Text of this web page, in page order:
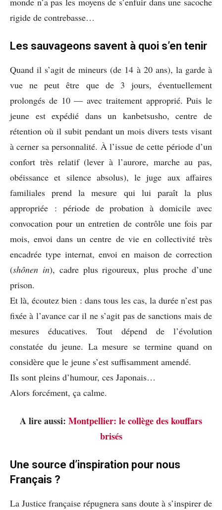
rigide de contrebasse…
Les sauvageons savent à quoi s’en tenir
Quand il s’agit de mineurs (de 14 à 20 ans), la garde à
vue ne peut être que de 3 jours, éventuellement
prolongés de 10 — avec traitement approprié. Puis le
jeune est expédié dans un kanbetsusho, centre de
rétention où il subit pendant un mois divers tests visant
à cerner sa personnalité. À l’issue de cette période d’un
confort très relatif (lever à l’aurore, marche au pas,
obéissance et silence absolus), le juge aux affaires
familiales prend la mesure qui lui paraît la plus
appropriée : période de probation à domicile avec
convocation pour un entretien de contrôle une fois par
mois, envoi dans un centre de vie en collectivité très
encadrée type internat, envoi en maison de correction
(shônen in), cadre plus rigoureux, plus proche d’une
prison.
Et là, écoutez bien : dans tous les cas, la durée n’est pas
fixée à l’avance car il ne s’agit pas de sanctions mais de
mesures éducatives. Tout dépend de l’évolution
constatée du jeune. La mesure se termine quand on
considère que le jeune s’est suffisamment amendé.
Ils sont pleins d’humour, ces Japonais…
Alors forcément, ça calme.
A lire aussi: Montpellier: le collège des kouffars
brisés
Une source d’inspiration pour nous
Français ?
La Justice française répugnera sans doute à s’inspirer de